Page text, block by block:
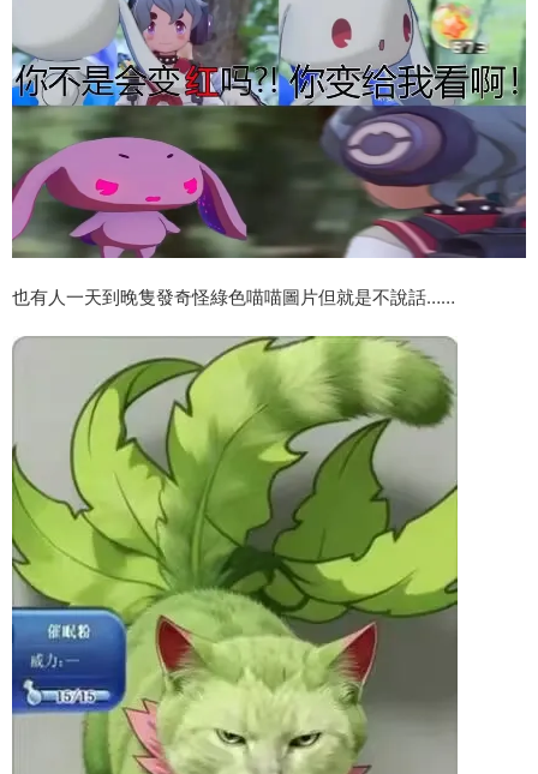
也有人一天到晚隻發奇怪綠色喵喵圖片但就是不說話……